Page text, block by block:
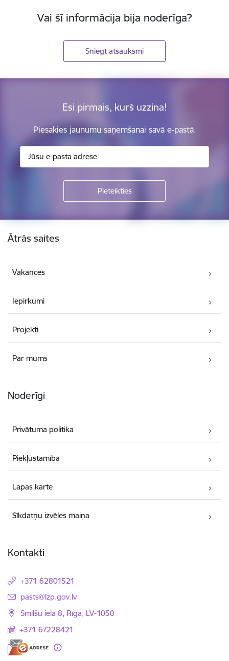
Vai šī informācija bija noderīga?
Sniegt atsauksmi
Esi pirmais, kurš uzzina!
Piesakies jaunumu saņemšanai savā e-pastā.
Kājene
Ātrās saites
Vakances
Iepirkumi
Projekti
Par mums
Noderīgi
Privātuma politika
Piekļūstamība
Lapas karte
Sīkdatņu izvēles maiņa
Kontakti
+371 62801521
E-pasts:
pasts@lzp.gov.lv
Smilšu iela 8, Rīga, LV-1050
+371 67228421